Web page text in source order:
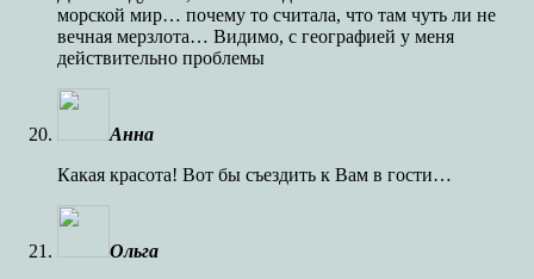
морской мир… почему то считала, что там чуть ли не
вечная мерзлота… Видимо, с географией у меня
действительно проблемы
Анна
Какая красота! Вот бы съездить к Вам в гости…
Ольга